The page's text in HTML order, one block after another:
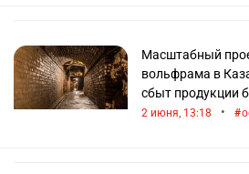
Масштабный
вольфрама в
сбыт продукции
2 июня, 13:18 •